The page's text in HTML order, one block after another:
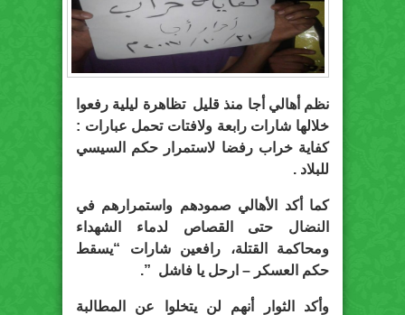
نظم أهالي أجا منذ قليل تظاهرة ليلية رفعوا
خلالها شارات رابعة ولافتات تحمل عبارات :
كفاية خراب رفضا لاستمرار حكم السيسي
للبلاد .
كما أكد الأهالي صمودهم واستمرارهم في
النضال حتى القصاص لدماء الشهداء
ومحاكمة القتلة، رافعين شارات “يسقط
حكم العسكر – ارحل يا فاشل ”.
وأكد الثوار أنهم لن يتخلوا عن المطالبة